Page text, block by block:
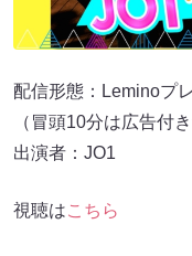
配信形態：Leminoプ
（冒頭10分は広告付
出演者：JO1
視聴はこちら